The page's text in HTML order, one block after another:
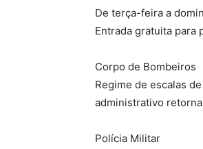
De terça-feira a
Entrada gratuita
Corpo de Bombeiros
Regime de escalas
administrativo
Polícia Militar